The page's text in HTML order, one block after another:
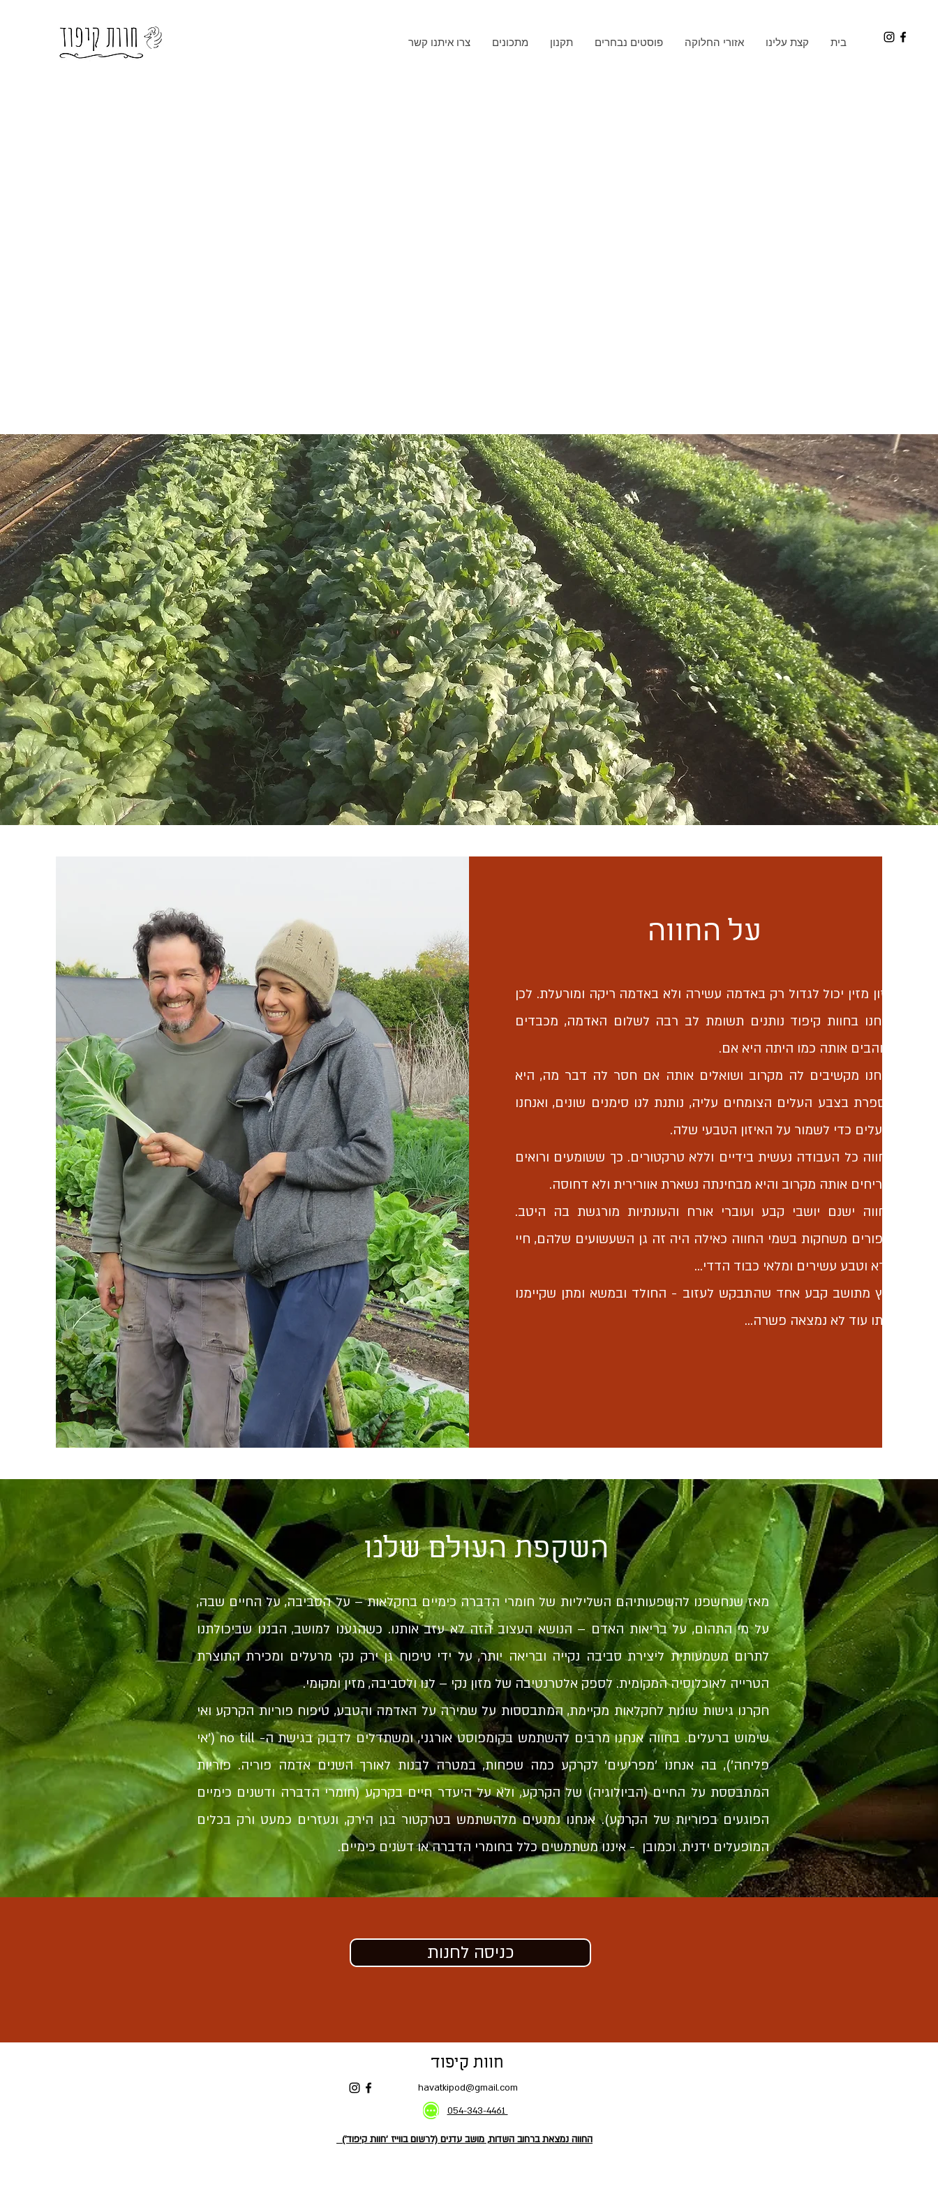
בית קצת עלינו אזורי החלוקה פוסטים נבחרים תקנון מתכונים צרו איתנו קשר
על החווה
מזון מזין יכול לגדול רק באדמה עשירה ולא באדמה ריקה ומורעלת. לכן
אנחנו בחוות קיפוד נותנים תשומת לב רבה לשלום האדמה, מכבדים
ואוהבים אותה כמו היתה היא אם.
אנחנו מקשיבים לה מקרוב ושואלים אותה אם חסר לה דבר מה, היא
מספרת בצבע העלים הצומחים עליה, נותנת לנו סימנים שונים, ואנחנו
פועלים כדי לשמור על האיזון הטבעי שלה.
בחווה כל העבודה נעשית בידיים וללא טרקטורים. כך ששומעים ורואים
ומריחים אותה מקרוב והיא מבחינתה נשארת אוורירית ולא דחוסה.
בחווה ישנם יושבי קבע ועוברי אורח והעונתיות מורגשת בה היטב.
ציפורים משחקות בשמי החווה כאילה היה זה גן השעשועים שלהם, חיי
פרא וטבע עשירים ומלאי כבוד הדדי...
חוץ מתושב קבע אחד שהתבקש לעזוב - החולד ובמשא ומתן שקיימנו
איתו עוד לא נמצאה פשרה...
השקפת העולם שלנו
מאז שנחשפנו להשפעותיהם השליליות של חומרי הדברה כימיים בחקלאות – על הסביבה, על החיים שבה,
על מי התהום, על בריאות האדם – הנושא העצוב הזה לא עזב אותנו. כשהגענו למושב, הבננו שביכולתנו
לתרום משמעותית ליצירת סביבה נקייה ובריאה יותר, על ידי טיפוח גן ירק נקי מרעלים ומכירת התוצרת
הטרייה לאוכלוסיה המקומית. לספק אלטרנטיבה של מזון נקי – לנו ולסביבה, מזין ומקומי.
חקרנו גישות שונות לחקלאות מקיימת, המתבססות על שמירה על האדמה והטבע, טיפוח פוריות הקרקע ואי
שימוש ברעלים. בחווה אנחנו מרבים להשתמש בקומפוסט אורגני, ומשתדלים לדבוק בגישת ה- no till ('אי
פליחה'), בה אנחנו 'מפריעים' לקרקע כמה שפחות, במטרה לבנות לאורך השנים אדמה פוריה. פוריות
המתבססת על החיים (הביולוגיה) של הקרקע, ולא על היעדר חיים בקרקע (חומרי הדברה ודשנים כימיים
הפוגעים בפוריות של הקרקע). אנחנו נמנעים מלהשתמש בטרקטור בגן הירק, ונעזרים כמעט ורק בכלים
המופעלים ידנית. וכמובן - איננו משתמשים כלל בחומרי הדברה או דשנים כימיים.
כניסה לחנות
חוות קיפוד
havatkipod@gmail.com
054-343-4461
החווה נמצאת ברחוב השדות, מושב עדנים (לרשום בווייז 'חוות קיפוד')